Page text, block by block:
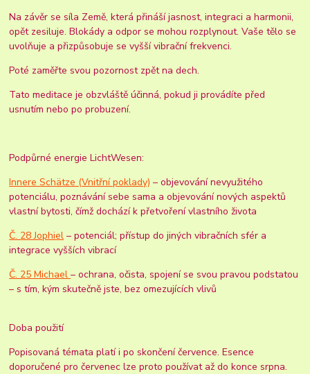
Na závěr se síla Země, která přináší jasnost, integraci a harmonii,
opět zesiluje. Blokády a odpor se mohou rozplynout. Vaše tělo se
uvolňuje a přizpůsobuje se vyšší vibrační frekvenci.
Poté zaměřte svou pozornost zpět na dech.
Tato meditace je obzvláště účinná, pokud ji provádíte před
usnutím nebo po probuzení.
Podpůrné energie LichtWesen:
Innere Schätze (Vnitřní poklady) – objevování nevyužitého
potenciálu, poznávání sebe sama a objevování nových aspektů
vlastní bytosti, čímž dochází k přetvoření vlastního života
Č. 28 Jophiel – potenciál; přístup do jiných vibračních sfér a
integrace vyšších vibrací
Č. 25 Michael– ochrana, očista, spojení se svou pravou podstatou
– s tím, kým skutečně jste, bez omezujících vlivů
Doba použití
Popisovaná témata platí i po skončení července. Esence
doporučené pro červenec lze proto používat až do konce srpna.